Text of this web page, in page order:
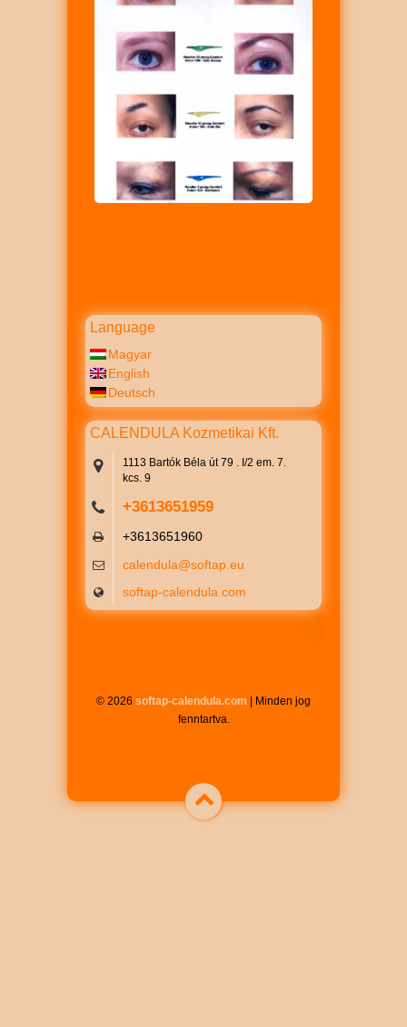
Language
Magyar
English
Deutsch
CALENDULA Kozmetikai Kft.
1113 Bartók Béla út 79 . I/2 em. 7.
kcs. 9
+3613651959
+3613651960
calendula@softap.eu
softap-calendula.com
© 2026 softap-calendula.com | Minden jog
fenntartva.